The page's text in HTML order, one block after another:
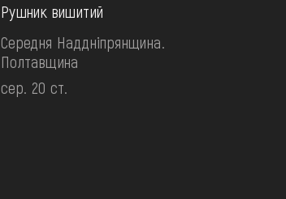
Рушник вишитий
Середня Наддніпрянщина.
Полтавщина
сер. 20 ст.